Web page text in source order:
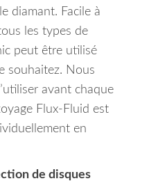
diamant. Facile à
les types de
peut être utilisé
souhaitez. Nous
avant chaque
Flux-Fluid est
en
de disques